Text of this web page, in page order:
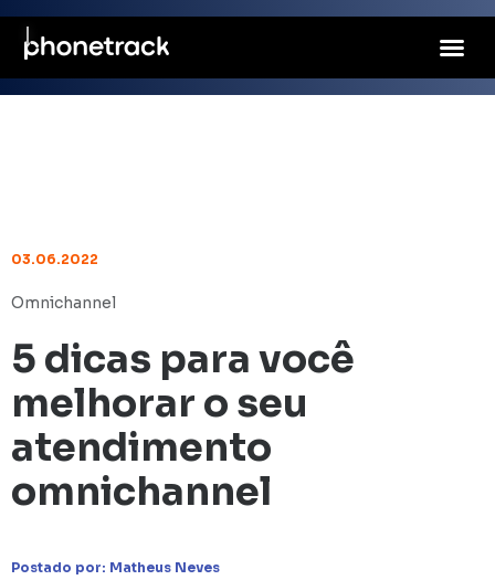
03.06.2022
Omnichannel
5 dicas para você
melhorar o seu
atendimento
omnichannel
Postado por: Matheus Neves